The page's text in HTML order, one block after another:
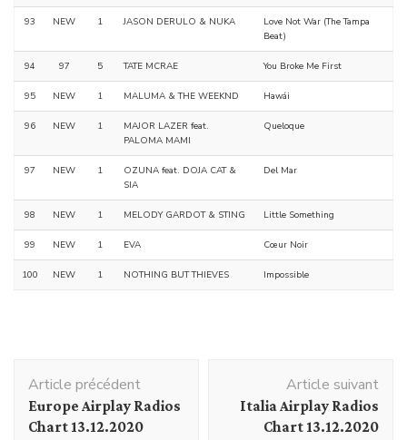
93 NEW 1 JASON DERULO & NUKA
Love Not War (The Tampa
Beat)
94 97 5 TATE MCRAE You Broke Me First
95 NEW 1 MALUMA & THE WEEKND Hawái
96 NEW 1
MAJOR LAZER feat.
PALOMA MAMI
Queloque
97 NEW 1
OZUNA feat. DOJA CAT &
SIA
Del Mar
98 NEW 1 MELODY GARDOT & STING Little Something
99 NEW 1 EVA Cœur Noir
100 NEW 1 NOTHING BUT THIEVES Impossible
d'article
Article précédent
Europe Airplay Radios
Chart 13.12.2020
Article suivant
Italia Airplay Radios
Chart 13.12.2020